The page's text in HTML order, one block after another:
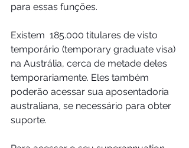
para essas funções.
Existem  185.000 titulares de visto
temporário (temporary graduate visa)
na Austrália, cerca de metade deles
temporariamente. Eles também
poderão acessar sua aposentadoria
australiana, se necessário para obter
suporte.